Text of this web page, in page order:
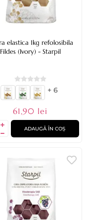
elastica 1kg refolosibila
Fildes (Ivory) - Starpil
+ 6
61,90 lei
ADAUGĂ ÎN COȘ